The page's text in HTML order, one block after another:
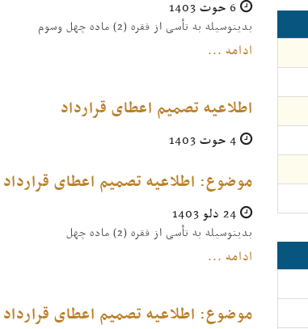
بدینوسیله به تأسی از فقره (2) ماده چهل وسوم
ادامه ...
اطلاعیه تصمیم اعطای قرارداد
موضوع: اطلاعیه تصمیم اعطای قرارداد
بدینوسیله به تأسی از فقره (2) ماده چهل
ادامه ...
موضوع: اطلاعیه تصمیم اعطای قرارداد